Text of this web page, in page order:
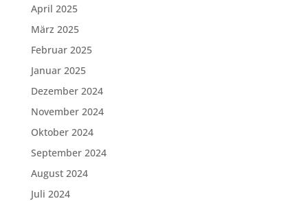
April 2025
März 2025
Februar 2025
Januar 2025
Dezember 2024
November 2024
Oktober 2024
September 2024
August 2024
Juli 2024